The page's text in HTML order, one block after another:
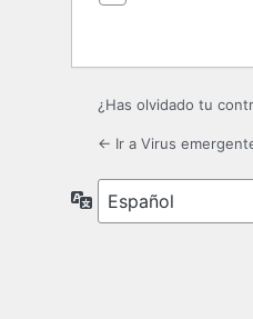
¿Has olvidado tu
← Ir a Virus
Idioma